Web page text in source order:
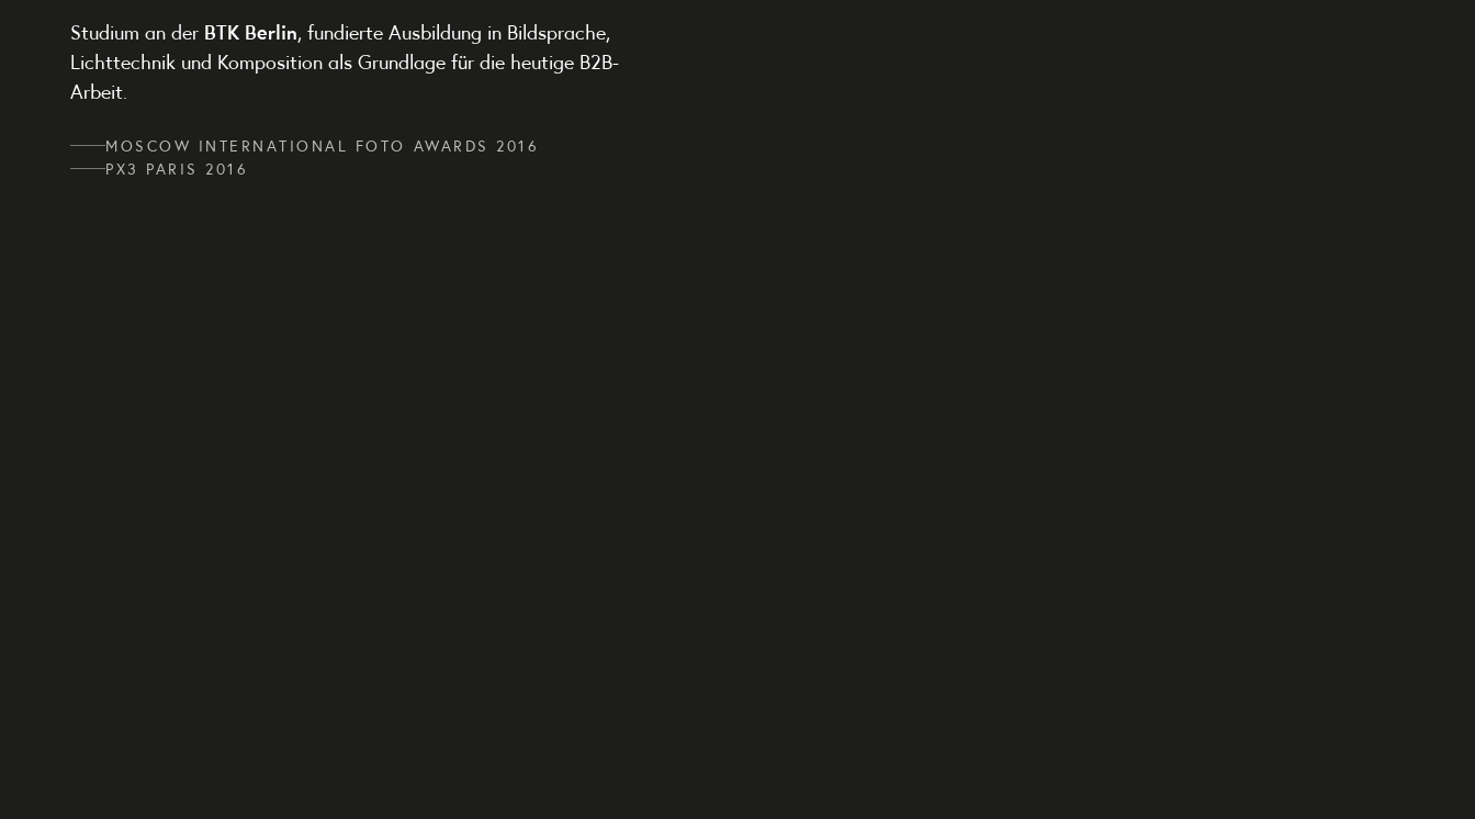
Studium an der BTK Berlin, fundierte Ausbildung in Bildsprache,
Lichttechnik und Komposition als Grundlage für die heutige B2B-
Arbeit.
MOSCOW INTERNATIONAL FOTO AWARDS 2016
PX3 PARIS 2016